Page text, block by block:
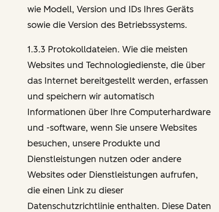
wie Modell, Version und IDs Ihres Geräts
sowie die Version des Betriebssystems.
1.3.3 Protokolldateien. Wie die meisten
Websites und Technologiedienste, die über
das Internet bereitgestellt werden, erfassen
und speichern wir automatisch
Informationen über Ihre Computerhardware
und -software, wenn Sie unsere Websites
besuchen, unsere Produkte und
Dienstleistungen nutzen oder andere
Websites oder Dienstleistungen aufrufen,
die einen Link zu dieser
Datenschutzrichtlinie enthalten. Diese Daten